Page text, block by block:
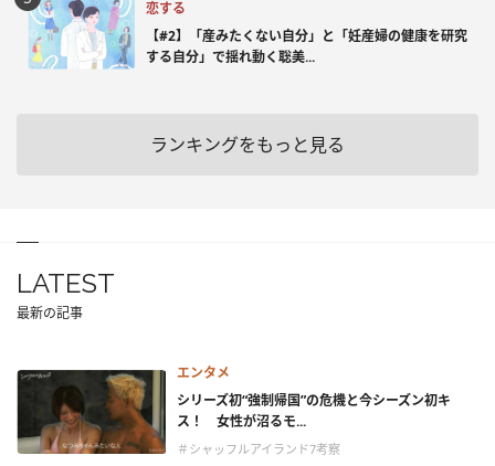
恋する
【#2】「産みたくない自分」と「妊産婦の健康を研究
する自分」で揺れ動く聡美...
ランキングをもっと見る
LATEST
最新の記事
エンタメ
シリーズ初“強制帰国”の危機と今シーズン初キ
ス！ 女性が沼るモ...
＃シャッフルアイランド7考察